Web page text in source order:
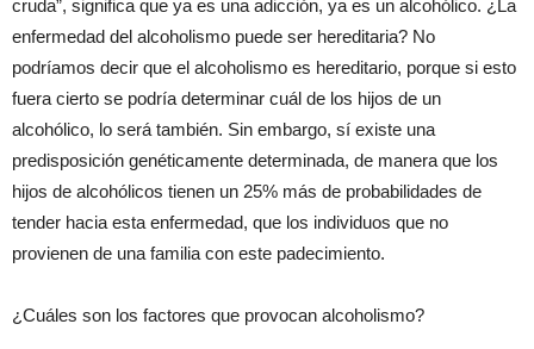
cruda”, significa que ya es una adicción, ya es un alcohólico. ¿La
enfermedad del alcoholismo puede ser hereditaria? No
podríamos decir que el alcoholismo es hereditario, porque si esto
fuera cierto se podría determinar cuál de los hijos de un
alcohólico, lo será también. Sin embargo, sí existe una
predisposición genéticamente determinada, de manera que los
hijos de alcohólicos tienen un 25% más de probabilidades de
tender hacia esta enfermedad, que los individuos que no
provienen de una familia con este padecimiento.
¿Cuáles son los factores que provocan alcoholismo?